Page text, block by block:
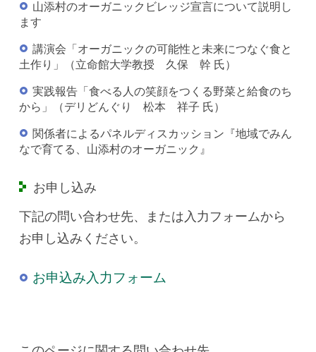
山添村のオーガニックビレッジ宣言について説明し
ます
講演会「オーガニックの可能性と未来につなぐ食と
土作り」（立命館大学教授 久保 幹 氏）
実践報告「食べる人の笑顔をつくる野菜と給食のち
から」（デリどんぐり 松本 祥子 氏）
関係者によるパネルディスカッション『地域でみん
なで育てる、山添村のオーガニック』
お申し込み
下記の問い合わせ先、または入力フォームから
お申し込みください。
お申込み入力フォーム